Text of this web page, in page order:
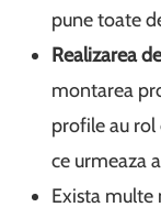
pune toate
Realizarea
montarea
profile au rol
ce urmeaza
Exista multe